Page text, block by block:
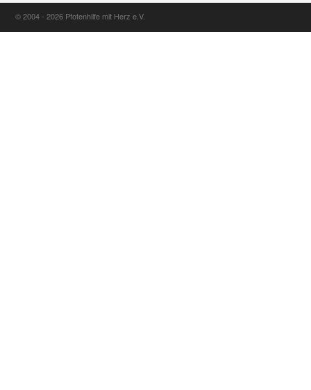
© 2004 - 2026 Pfotenhilfe mit Herz e.V.